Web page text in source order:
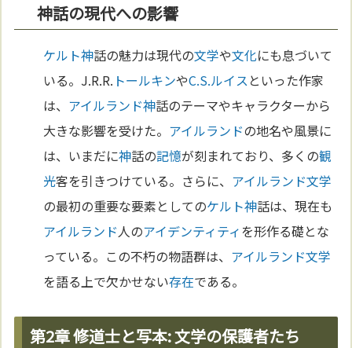
神話の現代への影響
ケルト神話の魅力は現代の文学や文化にも息づいて
いる。J.R.R. トールキンやC.S.ルイスといった作家
は、 アイルランド神話のテーマやキャラクターから
大きな影響を受けた。 アイルランドの地名や風景に
は、いまだに神話の記憶が刻まれており、多くの観
光客を引きつけている。さらに、 アイルランド文学
の最初の重要な要素としてのケルト神話は、現在も
アイルランド人のアイデンティティを形作る礎とな
っている。この不朽の物語群は、 アイルランド文学
を語る上で欠かせない存在である。
第2章 修道士と写本: 文学の保護者たち